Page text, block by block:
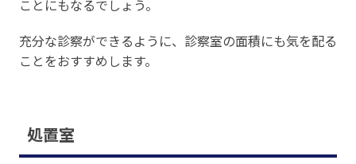
ことにもなるでしょう。
充分な診察ができるように、診察室の面積にも気を配る
ことをおすすめします。
処置室